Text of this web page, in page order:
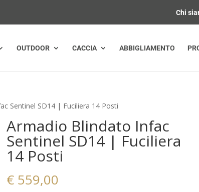
Chi
OUTDOOR CACCIA ABBIGLIAMENTO
Sentinel SD14 | Fuciliera 14 Posti
Armadio Blindato Infac
Sentinel SD14 | Fuciliera
14 Posti
€ 559,00